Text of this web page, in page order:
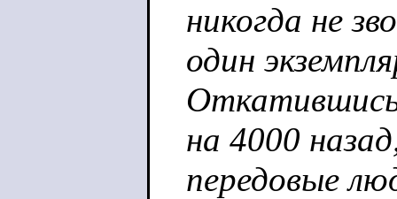
никогда не
один
на 4000
передовые